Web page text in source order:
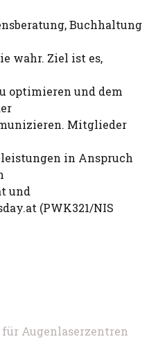
Buchhaltung
wahr. Ziel ist es,
optimieren und dem
Mitglieder
in Anspruch
und
(PWK321/NIS
Augenlaserzentren